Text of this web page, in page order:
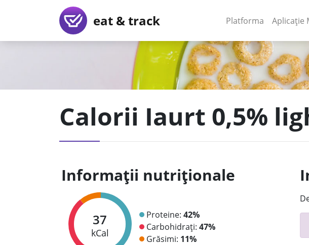
eat & track Platforma (current)
Aplicație
Calorii Iaurt 0,5%
Informații nutriționale
37
kCal
Proteine: 42%
Carbohidrați: 47%
Grăsimi: 11%